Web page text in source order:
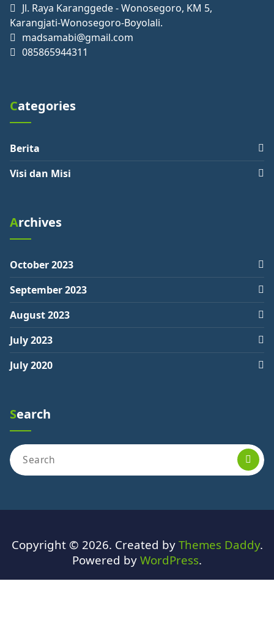
Jl. Raya Karanggede - Wonosegoro, KM 5,
Karangjati-Wonosegoro-Boyolali.
madsamabi@gmail.com
085865944311
Categories
Berita
Visi dan Misi
Archives
October 2023
September 2023
August 2023
July 2023
July 2020
Search
Search
for:
Copyright © 2026. Created by Themes Daddy.
Powered by WordPress.